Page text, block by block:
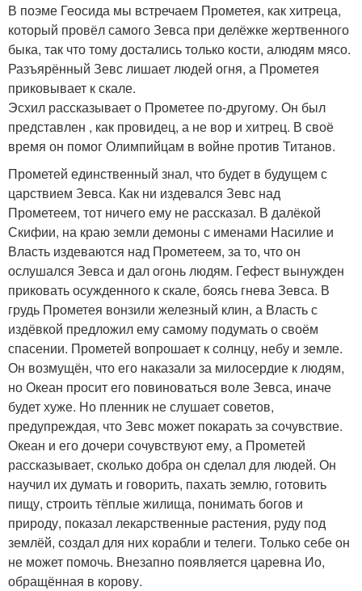
В поэме Геосида мы встречаем Прометея, как хитреца,
который провёл самого Зевса при делёжке жертвенного
быка, так что тому достались только кости, алюдям мясо.
Разъярённый Зевс лишает людей огня, а Прометея
приковывает к скале.
Эсхил рассказывает о Прометее по-другому. Он был
представлен , как провидец, а не вор и хитрец. В своё
время он помог Олимпийцам в войне против Титанов.
Прометей единственный знал, что будет в будущем с
царствием Зевса. Как ни издевался Зевс над
Прометеем, тот ничего ему не рассказал. В далёкой
Скифии, на краю земли демоны с именами Насилие и
Власть издеваются над Прометеем, за то, что он
ослушался Зевса и дал огонь людям. Гефест вынужден
приковать осужденного к скале, боясь гнева Зевса. В
грудь Прометея вонзили железный клин, а Власть с
издёвкой предложил ему самому подумать о своём
спасении. Прометей вопрошает к солнцу, небу и земле.
Он возмущён, что его наказали за милосердие к людям,
но Океан просит его повиноваться воле Зевса, иначе
будет хуже. Но пленник не слушает советов,
предупреждая, что Зевс может покарать за сочувствие.
Океан и его дочери сочувствуют ему, а Прометей
рассказывает, сколько добра он сделал для людей. Он
научил их думать и говорить, пахать землю, готовить
пищу, строить тёплые жилища, понимать богов и
природу, показал лекарственные растения, руду под
землёй, создал для них корабли и телеги. Только себе он
не может помочь. Внезапно появляется царевна Ио,
обращённая в корову.